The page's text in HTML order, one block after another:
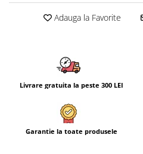
Adauga la Favorite
Livrare gratuita la peste 300 LEI
Garantie la toate produsele